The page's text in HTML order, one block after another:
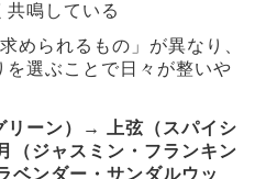
共鳴している
められるもの」が異なり、
を選ぶことで日々が整いや
リーン）→ 上弦（スパイシ
（ジャスミン・フランキン
ベンダー・サンダルウッ